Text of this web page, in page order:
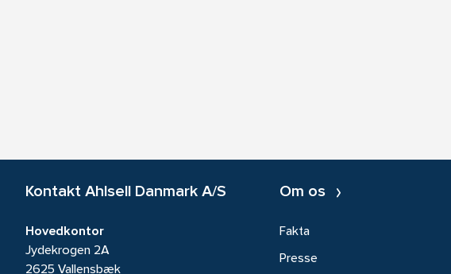
Kontakt Ahlsell Danmark A/S
Hovedkontor
Jydekrogen 2A
2625 Vallensbæk
Om os
Fakta
Presse